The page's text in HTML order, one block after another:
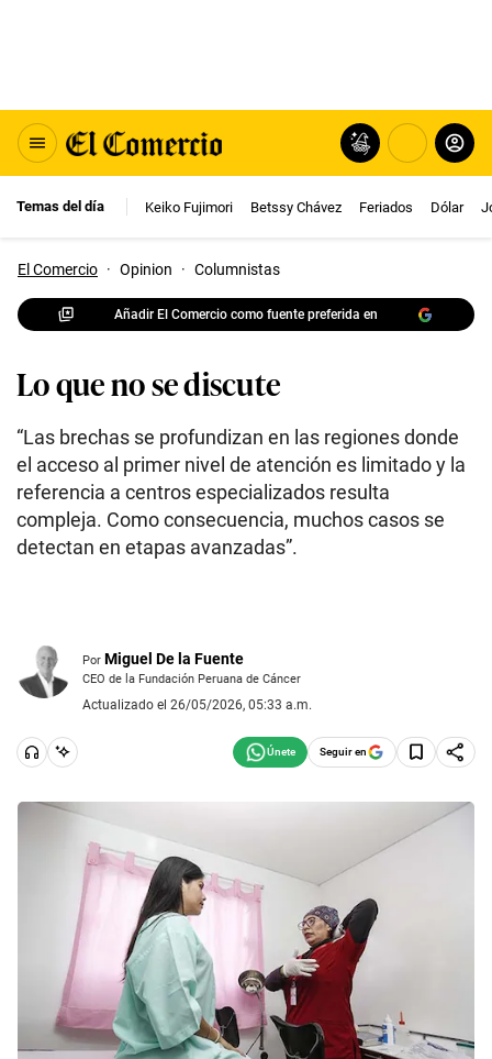
Temas del día Keiko Fujimori Betssy Chávez Feriados Dólar
El Comercio · Opinion · Columnistas
Añadir El Comercio como fuente preferida en
Lo que no se discute
“Las brechas se profundizan en las regiones donde
el acceso al primer nivel de atención es limitado y la
referencia a centros especializados resulta
compleja. Como consecuencia, muchos casos se
detectan en etapas avanzadas”.
Por Miguel De la Fuente
CEO de la Fundación Peruana de Cáncer
Actualizado el 26/05/2026, 05:33 a.m.
Seguir en